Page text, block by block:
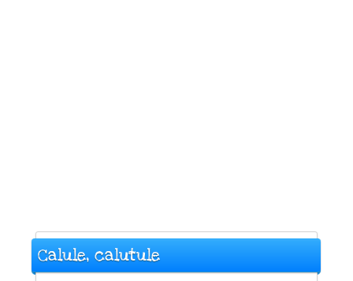
Calule, calutule